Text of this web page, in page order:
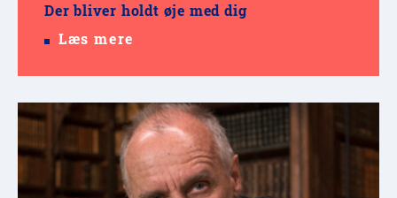
Der bliver holdt øje med dig
Læs mere